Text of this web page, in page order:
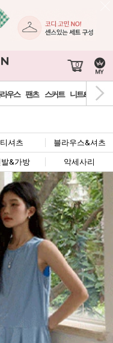
0
우스 팬츠 스커트 니트&가디건
티셔츠 블라우스&셔츠
&가방 악세사리